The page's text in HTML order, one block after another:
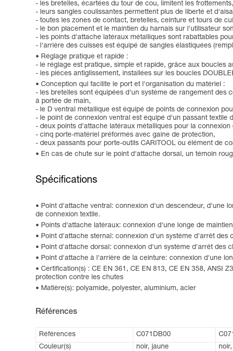
- les bretelles, écartées du tour de cou, limitent les frottements,
- leurs sangles coulissantes permettent plus de liberté et
- toutes les zones de contact, bretelles, ceinture et tours de
- le bon placement et le maintien du harnais sur l'utilisateur
- les points d'attache latéraux métalliques sont rabattables
- l'arrière des cuisses est équipé de sangles élastiquées
Réglage pratique et rapide :
- le réglage est pratique, simple et rapide, grâce aux boucles
- les pièces antiglissement, installées sur les boucles
Conception qui facilite le port et l'organisation du matériel :
- les bretelles sont équipées d'un système de rangement
à portée de main,
- le D ventral métallique est équipé de points de connexion
- le point de connexion ventral est équipé d'un passant textile
- deux points d'attache latéraux métalliques pour la
- cinq porte-matériel préformés avec gaine de protection,
- deux passants pour porte-outils CARITOOL ou élément de
En cas de chute sur le point d'attache dorsal, un témoin
Spécifications
Point d'attache ventral: connexion d'un descendeur, d'une
de connexion textile.
Points d'attache latéraux: connexion d'une longe de
Point d'attache sternal: connexion d'un système d'arrêt des
Point d'attache dorsal: connexion d'un système d'arrêt des
Point d'attache à l'arrière de la ceinture: connexion d'une
Certification(s) : CE EN 361, CE EN 813, CE EN 358, ANSI
protection contre les chutes
Matière(s): polyamide, polyester, aluminium, acier
Références
Références C071DB00
Couleur(s)
noir, jaune